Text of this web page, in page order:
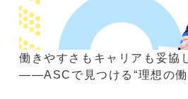
働きやすさもキャリアも妥協
――ASCで見つける“理想の働